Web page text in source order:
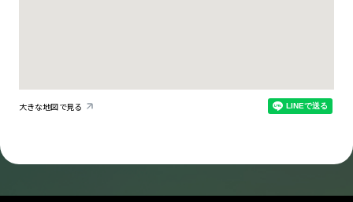
大きな地図で見る